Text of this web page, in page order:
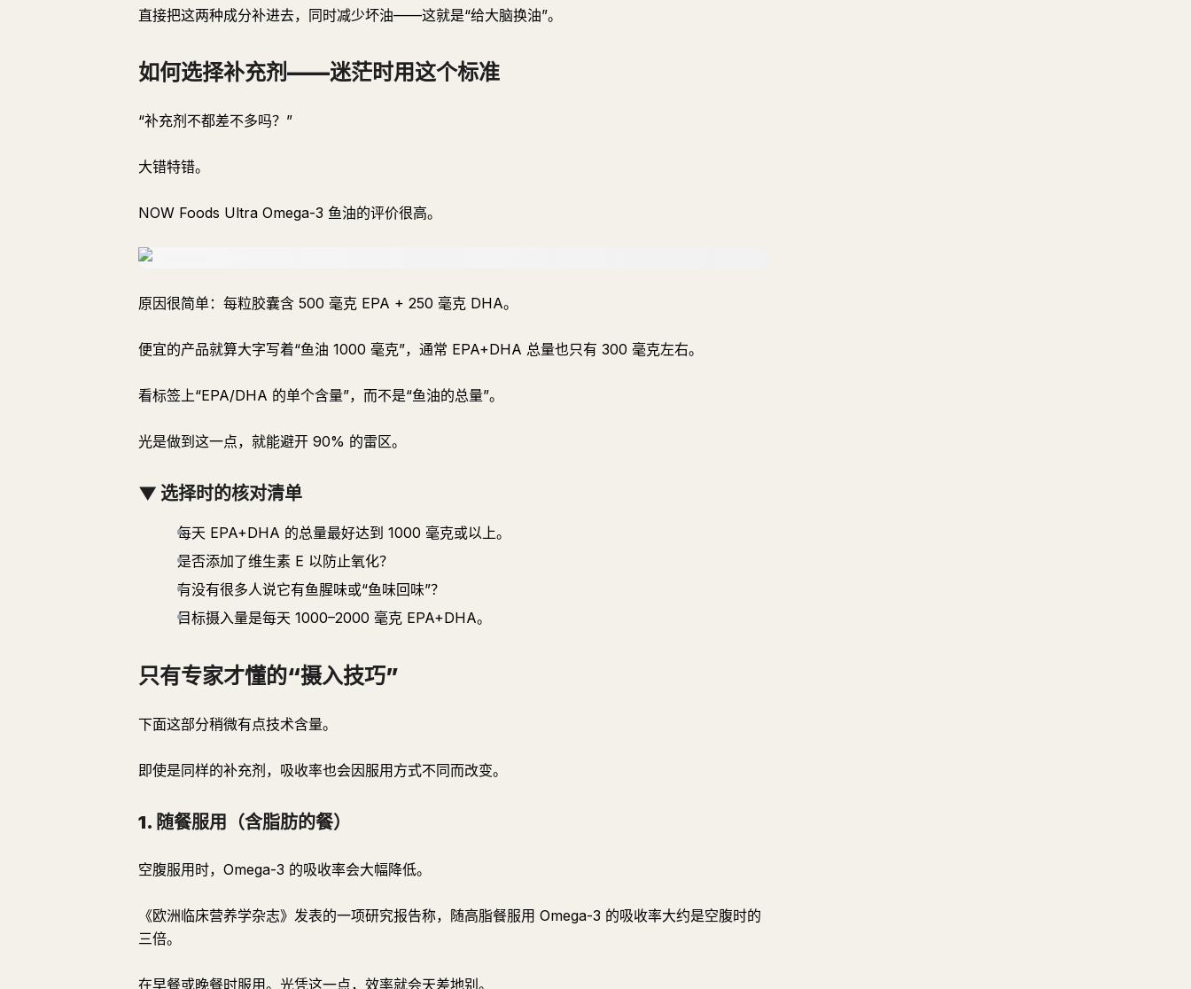
直接把这两种成分补进去，同时减少坏油——这就是“给大脑换油”。
如何选择补充剂——迷茫时用这个标准
“补充剂不都差不多吗？”
大错特错。
NOW Foods Ultra Omega-3 鱼油的评价很高。
原因很简单：每粒胶囊含 500 毫克 EPA + 250 毫克 DHA。
便宜的产品就算大字写着“鱼油 1000 毫克”，通常 EPA+DHA 总量也只有 300 毫克左右。
看标签上“EPA/DHA 的单个含量”，而不是“鱼油的总量”。
光是做到这一点，就能避开 90% 的雷区。
▼ 选择时的核对清单
每天 EPA+DHA 的总量最好达到 1000 毫克或以上。
是否添加了维生素 E 以防止氧化？
有没有很多人说它有鱼腥味或“鱼味回味”？
目标摄入量是每天 1000–2000 毫克 EPA+DHA。
只有专家才懂的“摄入技巧”
下面这部分稍微有点技术含量。
即使是同样的补充剂，吸收率也会因服用方式不同而改变。
1. 随餐服用（含脂肪的餐）
空腹服用时，Omega-3 的吸收率会大幅降低。
《欧洲临床营养学杂志》发表的一项研究报告称，随高脂餐服用 Omega-3 的吸收率大约是空腹时的
三倍。
在早餐或晚餐时服用。光凭这一点，效率就会天差地别。